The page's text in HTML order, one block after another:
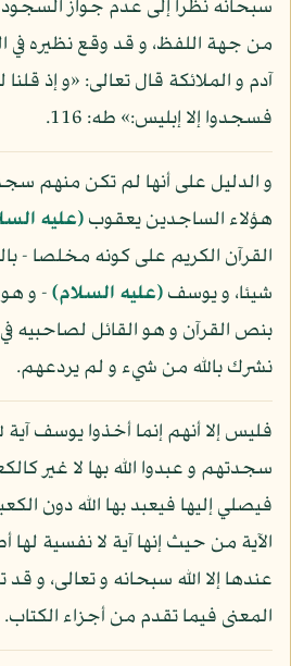
سبحانه نظرا إلى عدم جواز السجود
من جهة اللفظ، و قد وقع نظيره في
آدم و الملائكة قال تعالى: «و إذ
فسجدوا إلا إبليس:» طه: 116.
و الدليل على أنها لم تكن منهم
هؤلاء الساجدين يعقوب(عليه
القرآن الكريم على كونه مخلصا -
شيئا، و يوسف(عليه السلام)- و
بنص القرآن و هو القائل لصاحبيه
نشرك بالله من شيء و لم يردعهم.
فليس إلا أنهم إنما أخذوا يوسف آية
سجدتهم و عبدوا الله بها لا غير
فيصلي إليها فيعبد بها الله دون
الآية من حيث إنها آية لا نفسية
عندها إلا الله سبحانه و تعالى، و قد
المعنى فيما تقدم من أجزاء الكتاب.